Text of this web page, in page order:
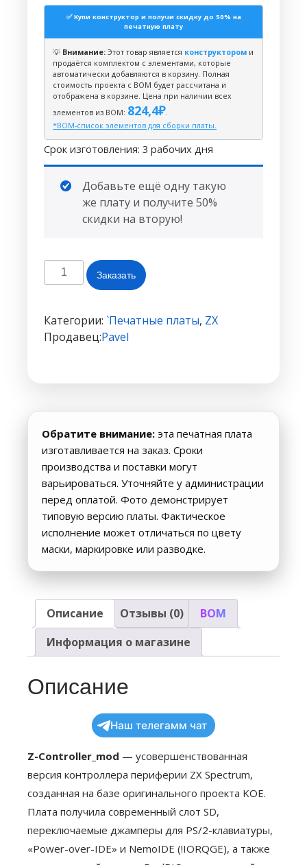
✅ Купи конструктор и получи скидку до 50% на
печатную плату
💡 Внимание: Этот товар является конструктором и
продаётся комплектом с элементами, которые
автоматически добавляются в корзину. Полная
стоимость проекта с BOM будет рассчитана и
отображена в корзине. Цена при наличии всех
элементов из ВОМ: 824,4₽.
*BOM-список элементов для сборки платы.
Срок изготовления: 3 рабочих дня
Добавьте ещё одну такую
же плату и получите 50%
скидки на вторую!
Количество
товара
Z-
Controller_zxshock
PIC
маска)
Заказать
Категории: `Печатные платы, ZX
Продавец:Pavel
Обратите внимание: эта печатная плата
изготавливается на заказ. Сроки
производства и поставки могут
варьироваться. Уточняйте у администрации
перед оплатой. Фото демонстрирует
типовую версию платы. Фактическое
исполнение может отличаться по цвету
маски, маркировке или разводке.
Описание Отзывы (0)
BOM
Информация о магазине
Описание
Наш телегамм чат
Z-Controller_mod — усовершенствованная
версия контроллера периферии ZX Spectrum,
созданная на базе оригинального проекта KOE.
Плата получила современный слот SD,
переключаемые джамперы для PS/2-клавиатуры,
«Power-over-IDE» и NemoIDE (!IORQGE), а также